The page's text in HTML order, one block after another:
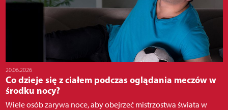
20.06.2026
Co dzieje się z ciałem podczas oglądania meczów w
środku nocy?
Wiele osób zarywa noce, aby obejrzeć mistrzostwa świata w